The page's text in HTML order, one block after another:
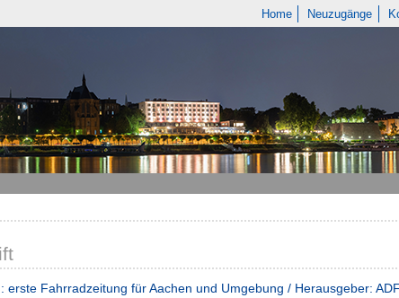
Home Neuzugänge
erste Fahrradzeitung für Aachen und Umgebung / Herausgeber: